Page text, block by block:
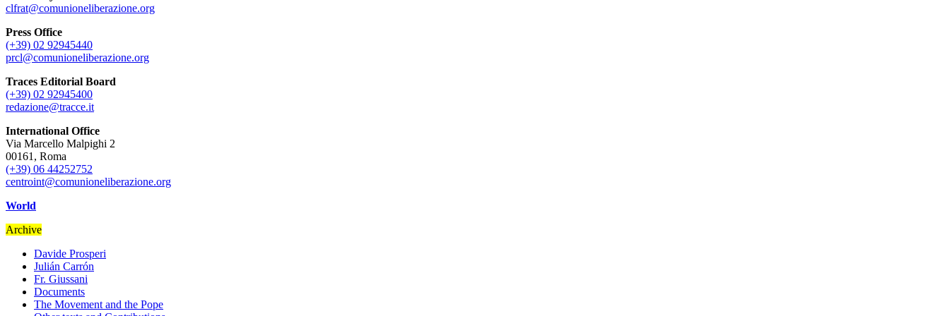
clfrat@comunioneliberazione.org
Press Office
(+39) 02 92945440
prcl@comunioneliberazione.org
Traces Editorial Board
(+39) 02 92945400
redazione@tracce.it
International Office
Via Marcello Malpighi 2
00161, Roma
(+39) 06 44252752
centroint@comunioneliberazione.org
World
Archive
Davide Prosperi
Julián Carrón
Fr. Giussani
Documents
The Movement and the Pope